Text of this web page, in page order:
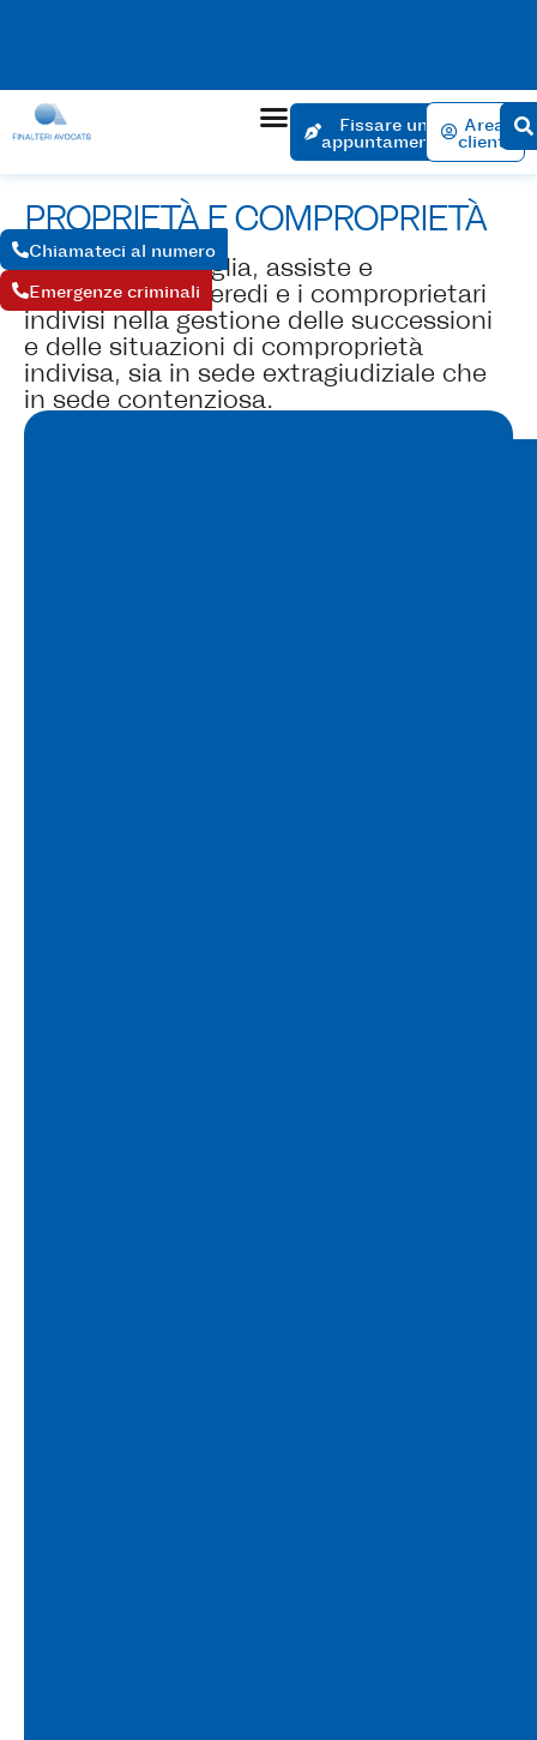
L'appuntamento per l'apertura di una pratica non comporta
alcun costo. Appuntamento entro 24 ore se l'urgenza è
giustificata. Fissare un
appuntamento
Area
clienti
Chiamateci al numero
Emergenze criminali
PROPRIETÀ E COMPROPRIETÀ
Lo studio consiglia, assiste e
rappresenta gli eredi e i comproprietari
indivisi nella gestione delle successioni
e delle situazioni di comproprietà
indivisa, sia in sede extragiudiziale che
in sede contenziosa.